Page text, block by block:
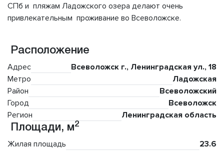
СПб и пляжам Ладожского озера делают очень
привлекательным проживание во Всеволожске.
Расположение
Адрес
Всеволожск г., Ленинградская ул., 18
Метро
Ладожская
Район
Всеволожский
Город
Всеволожск
Регион
Ленинградская область
Площади, м2
Жилая площадь
23.6